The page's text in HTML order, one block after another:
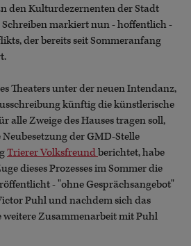
den Kulturdezernenten der Stadt
Schreiben markiert nun - hoffentlich -
der bereits seit Sommeranfang
Theaters unter der neuen Intendanz,
künftig die künstlerische
alle Zweige des Hauses tragen soll,
der GMD-Stelle
Trierer Volksfreundberichtet, habe
dieses Prozesses im Sommer die
- "ohne Gesprächsangebot"
Puhl und nachdem sich das
Zusammenarbeit mit Puhl